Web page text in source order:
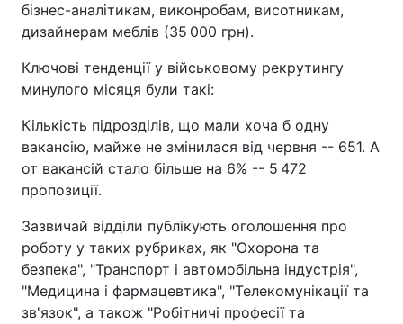
бізнес-аналітикам, виконробам, висотникам,
дизайнерам меблів (35 000 грн).
Ключові тенденції у військовому рекрутингу
минулого місяця були такі:
Кількість підрозділів, що мали хоча б одну
вакансію, майже не змінилася від червня -- 651. А
от вакансій стало більше на 6% -- 5 472
пропозиції.
Зазвичай відділи публікують оголошення про
роботу у таких рубриках, як "Охорона та
безпека", "Транспорт і автомобільна індустрія",
"Медицина і фармацевтика", "Телекомунікації та
зв'язок", а також "Робітничі професії та